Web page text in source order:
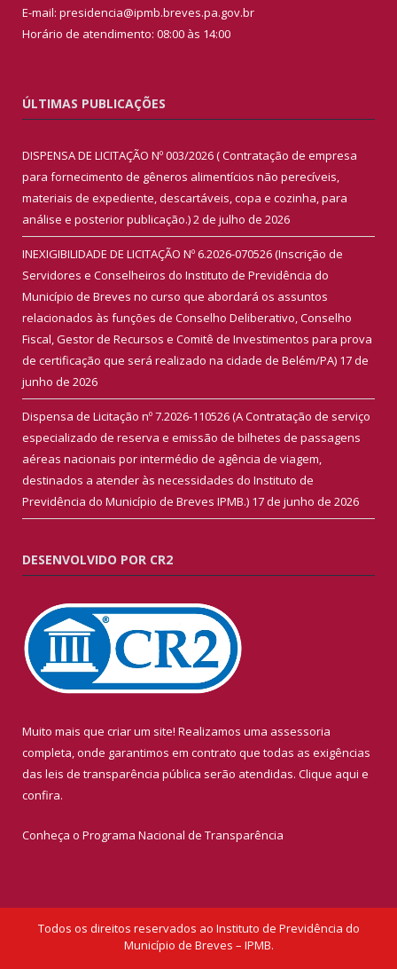
E-mail: presidencia@ipmb.breves.pa.gov.br
Horário de atendimento: 08:00 às 14:00
ÚLTIMAS PUBLICAÇÕES
DISPENSA DE LICITAÇÃO Nº 003/2026 ( Contratação de empresa
para fornecimento de gêneros alimentícios não perecíveis,
materiais de expediente, descartáveis, copa e cozinha, para
análise e posterior publicação.)2 de julho de 2026
INEXIGIBILIDADE DE LICITAÇÃO Nº 6.2026-070526 (Inscrição de
Servidores e Conselheiros do Instituto de Previdência do
Município de Breves no curso que abordará os assuntos
relacionados às funções de Conselho Deliberativo, Conselho
Fiscal, Gestor de Recursos e Comitê de Investimentos para prova
de certificação que será realizado na cidade de Belém/PA) 17 de
junho de 2026
Dispensa de Licitação nº 7.2026-110526 (A Contratação de serviço
especializado de reserva e emissão de bilhetes de passagens
aéreas nacionais por intermédio de agência de viagem,
destinados a atender às necessidades do Instituto de
Previdência do Município de Breves IPMB.) 17 de junho de 2026
DESENVOLVIDO POR CR2
Muito mais que criar um site! Realizamos uma assessoria
completa, onde garantimos em contrato que todas as exigências
das leis de transparência pública serão atendidas. Clique aqui e
confira.
Conheça o Programa Nacional de Transparência
Todos os direitos reservados ao Instituto de Previdência do
Município de Breves – IPMB.